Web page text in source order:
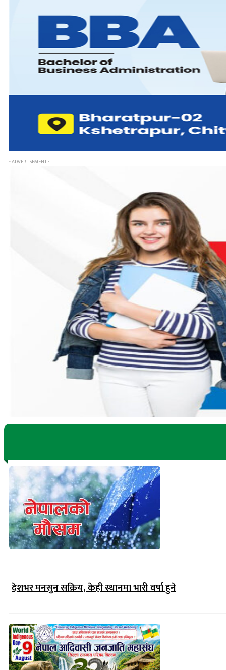
- ADVERTISEMENT -
देशभर मनसुन सक्रिय, केही स्थानमा भारी वर्षा हुने